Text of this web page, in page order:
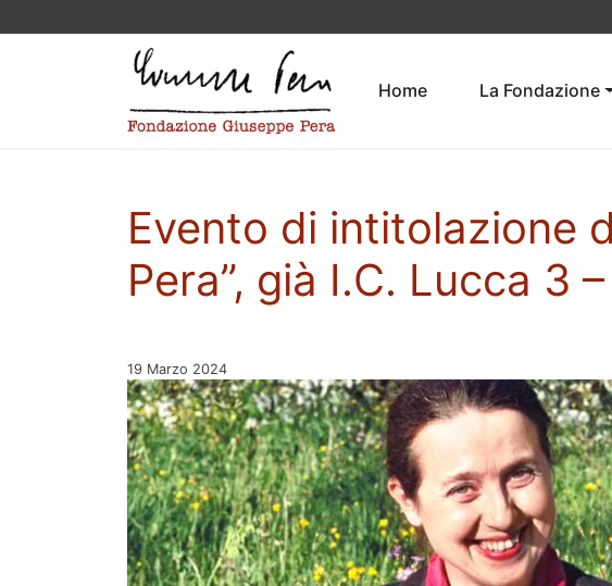
Home La Fondazione
Evento di intitolazione
Pera”, già I.C. Lucca 3
Pubblicato il
19 Marzo 2024